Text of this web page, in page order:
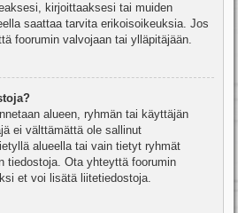
kirjoittaaksesi tai muiden
saattaa tarvita erikoisoikeuksia. Jos
foorumin valvojaan tai ylläpitäjään.
alueen, ryhmän tai käyttäjän
ei välttämättä ole sallinut
alueella tai vain tietyt ryhmät
tiedostoja. Ota yhteyttä foorumin
et voi lisätä liitetiedostoja.